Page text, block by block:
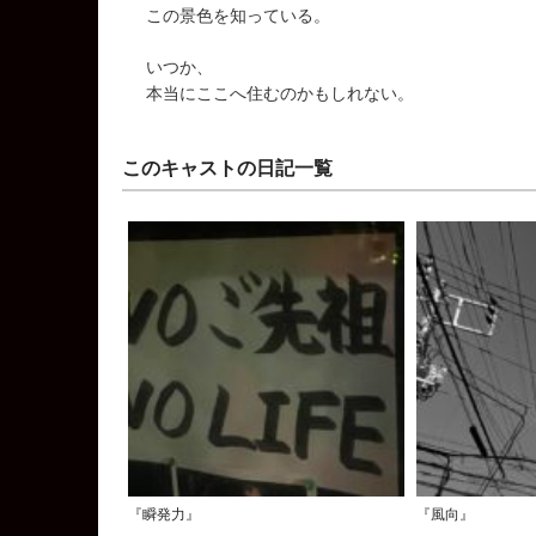
この景色を知っている。
いつか、
本当にここへ住むのかもしれない。
このキャストの日記一覧
『瞬発力』 『風向』